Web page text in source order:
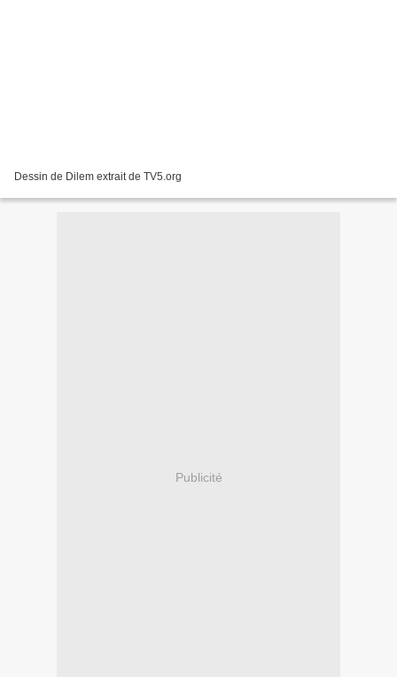
Dessin de Dilem extrait de TV5.org
Publicité